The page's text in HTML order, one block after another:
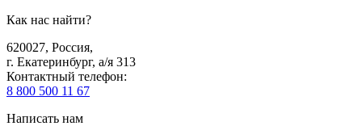
Как нас найти?
620027, Россия,
г. Екатеринбург, а/я 313
Контактный телефон:
8 800 500 11 67
Написать нам